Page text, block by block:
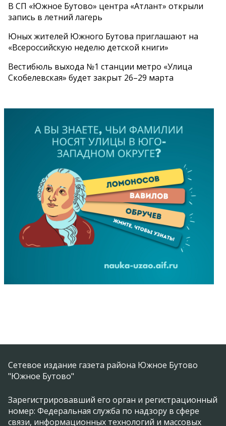
В СП «Южное Бутово» центра «Атлант» открыли
запись в летний лагерь
Юных жителей Южного Бутова приглашают на
«Всероссийскую неделю детской книги»
Вестибюль выхода №1 станции метро «Улица
Скобелевская» будет закрыт 26–29 марта
Сетевое издание газета района Южное Бутово
"Южное Бутово"
Зарегистрировавший его орган и регистрационный
номер: Федеральная служба по надзору в сфере
связи, информационных технологий и массовых